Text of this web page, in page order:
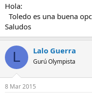
Hola:
Toledo es una buena
Saludos
L Lalo Guerra
Gurú Olympista
8 Mar 2015